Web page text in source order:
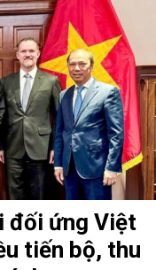
đối ứng Việt
tiến bộ, thu